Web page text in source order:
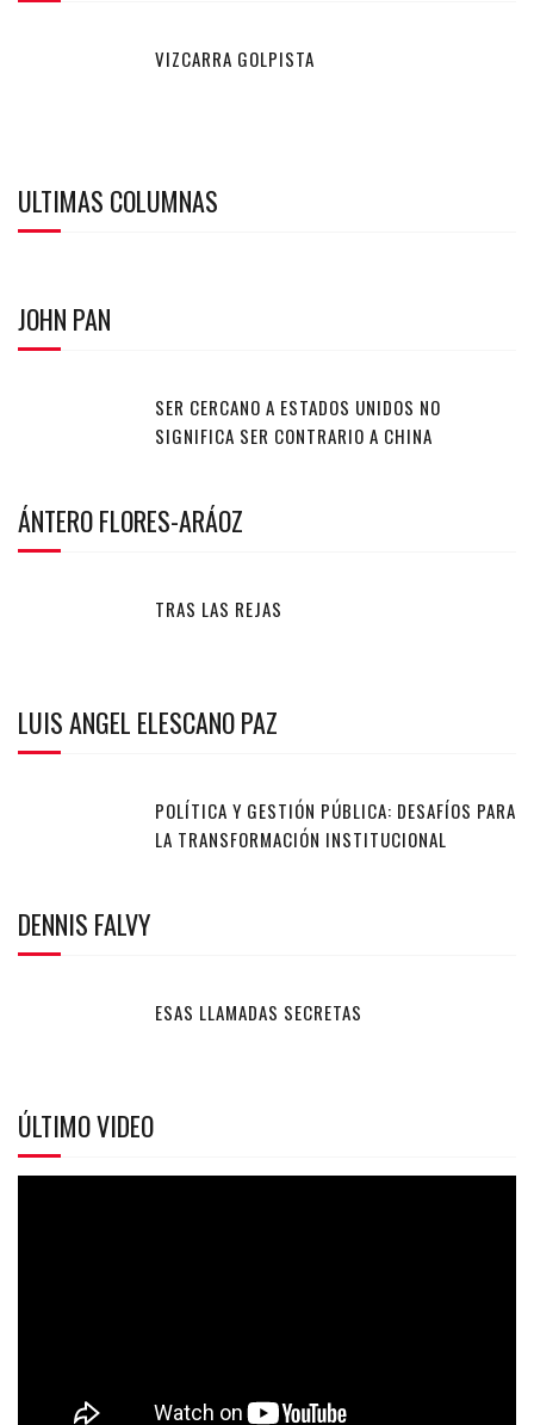
VIZCARRA GOLPISTA
ULTIMAS COLUMNAS
JOHN PAN
SER CERCANO A ESTADOS UNIDOS NO
SIGNIFICA SER CONTRARIO A CHINA
ÁNTERO FLORES-ARÁOZ
TRAS LAS REJAS
LUIS ANGEL ELESCANO PAZ
POLÍTICA Y GESTIÓN PÚBLICA: DESAFÍOS PARA
LA TRANSFORMACIÓN INSTITUCIONAL
DENNIS FALVY
ESAS LLAMADAS SECRETAS
ÚLTIMO VIDEO